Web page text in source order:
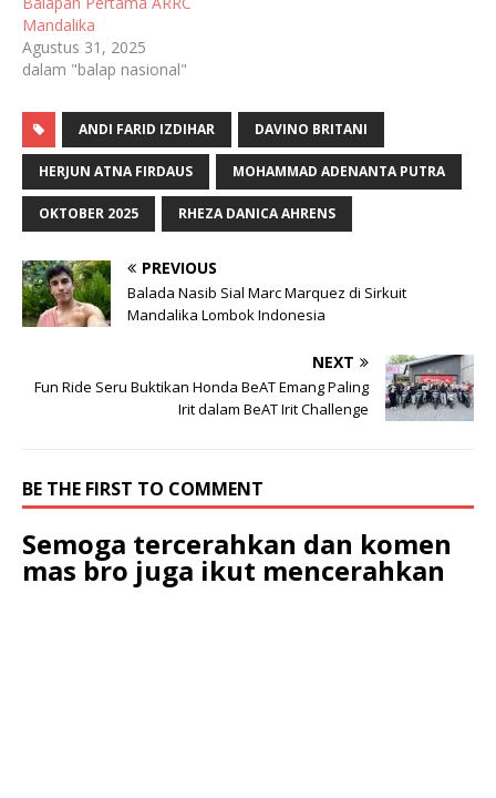
Mandalika
Agustus 31, 2025
dalam "balap nasional"
ANDI FARID IZDIHAR DAVINO BRITANI
HERJUN ATNA FIRDAUS MOHAMMAD ADENANTA PUTRA
OKTOBER 2025 RHEZA DANICA AHRENS
PREVIOUS
Balada Nasib Sial Marc Marquez di Sirkuit
Mandalika Lombok Indonesia
NEXT
Fun Ride Seru Buktikan Honda BeAT Emang Paling
Irit dalam BeAT Irit Challenge
BE THE FIRST TO COMMENT
Semoga tercerahkan dan komen
mas bro juga ikut mencerahkan